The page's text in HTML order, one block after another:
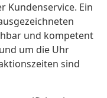
Kundenservice. Ein
und kompetent
um die Uhr
sind